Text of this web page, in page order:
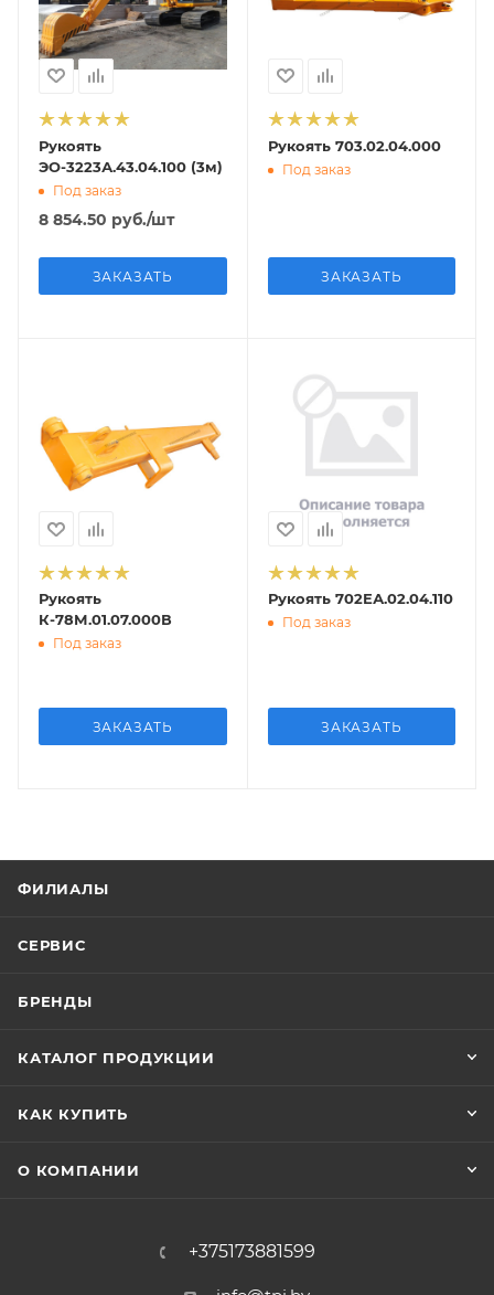
Рукоять
ЭО-3223А.43.04.100 (3м)
Под заказ
8 854.50 руб./шт
ЗАКАЗАТЬ
Рукоять 703.02.04.000
Под заказ
ЗАКАЗАТЬ
Рукоять
К-78М.01.07.000В
Под заказ
ЗАКАЗАТЬ
Рукоять 702ЕА.02.04.110
Под заказ
ЗАКАЗАТЬ
ФИЛИАЛЫ
СЕРВИС
БРЕНДЫ
КАТАЛОГ ПРОДУКЦИИ
КАК КУПИТЬ
О КОМПАНИИ
+375173881599